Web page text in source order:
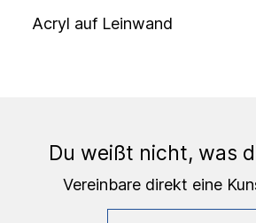
Acryl auf Leinwand
Du weißt nicht, was
Vereinbare direkt eine